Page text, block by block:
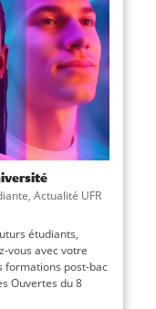
, Actualité UFR
étudiants,
vous avec votre
formations post-bac
Ouvertes du 8